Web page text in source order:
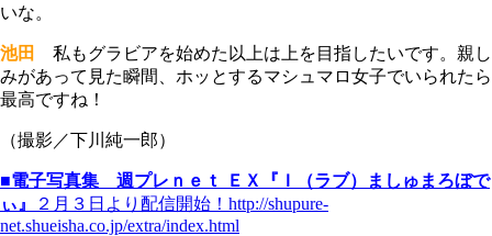
いな。
池田
私もグラビアを始めた以上は上を目指したいです。親し
みがあって見た瞬間、ホッとするマシュマロ女子でいられたら
最高ですね！
（撮影／下川純一郎）
■電子写真集 週プレｎｅｔ ＥＸ『Ｉ（ラブ）ましゅまろぼで
ぃ』
２月３日より配信開始！ http://shupure-
net.shueisha.co.jp/extra/index.html